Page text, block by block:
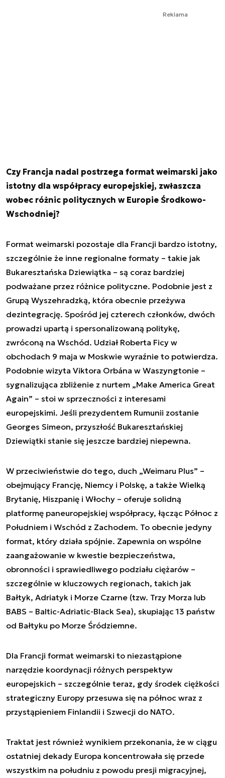
Reklama
Czy Francja nadal postrzega format weimarski jako
istotny dla współpracy europejskiej, zwłaszcza
wobec różnic politycznych w Europie Środkowo-
Wschodniej?
Format weimarski pozostaje dla Francji bardzo istotny,
szczególnie że inne regionalne formaty – takie jak
Bukaresztańska Dziewiątka – są coraz bardziej
podważane przez różnice polityczne. Podobnie jest z
Grupą Wyszehradzką, która obecnie przeżywa
dezintegrację. Spośród jej czterech członków, dwóch
prowadzi upartą i spersonalizowaną politykę,
zwróconą na Wschód. Udział Roberta Ficy w
obchodach 9 maja w Moskwie wyraźnie to potwierdza.
Podobnie wizyta Viktora Orbána w Waszyngtonie –
sygnalizująca zbliżenie z nurtem „Make America Great
Again” – stoi w sprzeczności z interesami
europejskimi. Jeśli prezydentem Rumunii zostanie
Georges Simeon, przyszłość Bukaresztańskiej
Dziewiątki stanie się jeszcze bardziej niepewna.
W przeciwieństwie do tego, duch „Weimaru Plus” –
obejmujący Francję, Niemcy i Polskę, a także Wielką
Brytanię, Hiszpanię i Włochy – oferuje solidną
platformę paneuropejskiej współpracy, łącząc Północ z
Południem i Wschód z Zachodem. To obecnie jedyny
format, który działa spójnie. Zapewnia on wspólne
zaangażowanie w kwestie bezpieczeństwa,
obronności i sprawiedliwego podziału ciężarów –
szczególnie w kluczowych regionach, takich jak
Bałtyk, Adriatyk i Morze Czarne (tzw. Trzy Morza lub
BABS – Baltic-Adriatic-Black Sea), skupiając 13 państw
od Bałtyku po Morze Śródziemne.
Dla Francji format weimarski to niezastąpione
narzędzie koordynacji różnych perspektyw
europejskich – szczególnie teraz, gdy środek ciężkości
strategiczny Europy przesuwa się na północ wraz z
przystąpieniem Finlandii i Szwecji do NATO.
Traktat jest również wynikiem przekonania, że w ciągu
ostatniej dekady Europa koncentrowała się przede
wszystkim na południu z powodu presji migracyjnej,